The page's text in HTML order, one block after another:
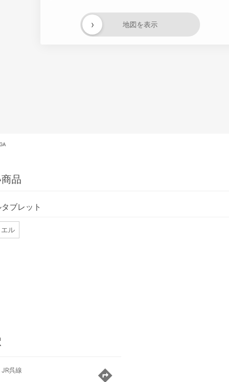
地図を表示
›
品
ブレット
ル
JR呉線